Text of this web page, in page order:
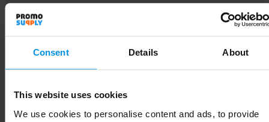
Consent Details About
This website uses cookies
We use cookies to personalise content and ads, to provide
Specificaties
Inhoud 861.4836
Diameter
Maat # Geen maat